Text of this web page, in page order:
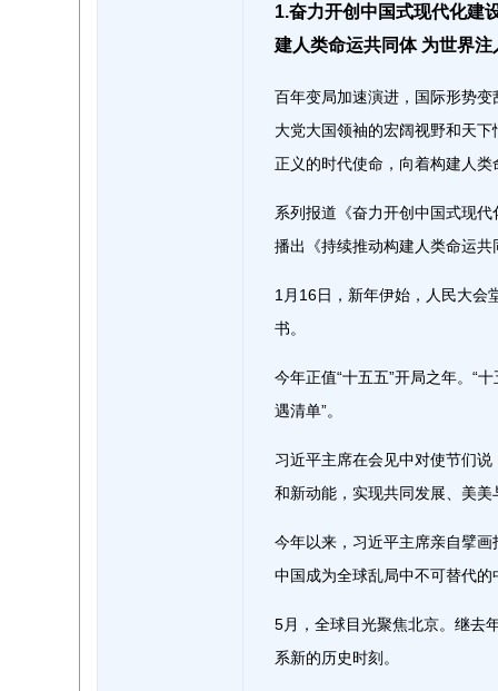
1.奋力开创中国式现代化
建人类命运共同体 为世界注
百年变局加速演进，国际形势
大党大国领袖的宏阔视野和天
正义的时代使命，向着构建人
系列报道《奋力开创中国式现
播出《持续推动构建人类命运
1月16日，新年伊始，人民大会
书。
今年正值“十五五”开局之年。“
遇清单”。
习近平主席在会见中对使节们
和新动能，实现共同发展、美美
今年以来，习近平主席亲自擘
中国成为全球乱局中不可替代的
5月，全球目光聚焦北京。继去
系新的历史时刻。